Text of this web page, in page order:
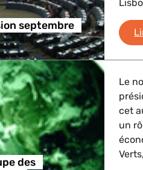
septembre
des
Le
cet
un